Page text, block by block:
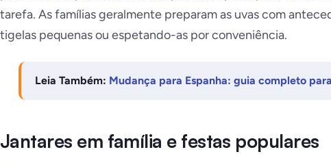
tarefa. As famílias geralmente preparam as uvas com
tigelas pequenas ou espetando-as por conveniência.
Leia Também: Mudança para Espanha: guia completo
Jantares em família e festas populares